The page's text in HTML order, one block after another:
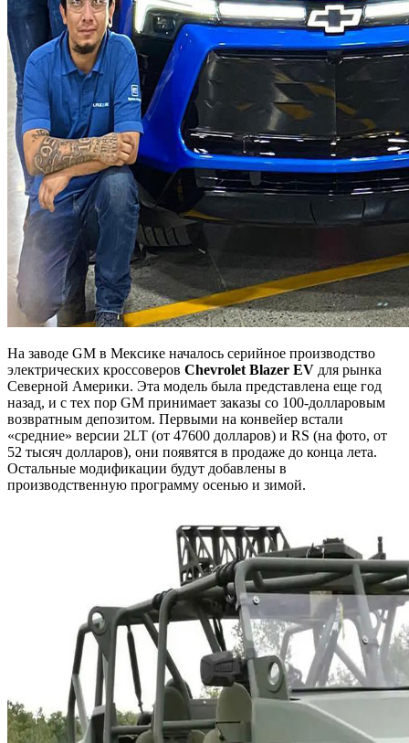
На заводе GM в Мексике началось серийное производство
электрических кроссоверов Chevrolet Blazer EV для рынка
Северной Америки. Эта модель была представлена еще год
назад, и с тех пор GM принимает заказы со 100-долларовым
возвратным депозитом. Первыми на конвейер встали
«средние» версии 2LT (от 47600 долларов) и RS (на фото, от
52 тысяч долларов), они появятся в продаже до конца лета.
Остальные модификации будут добавлены в
производственную программу осенью и зимой.